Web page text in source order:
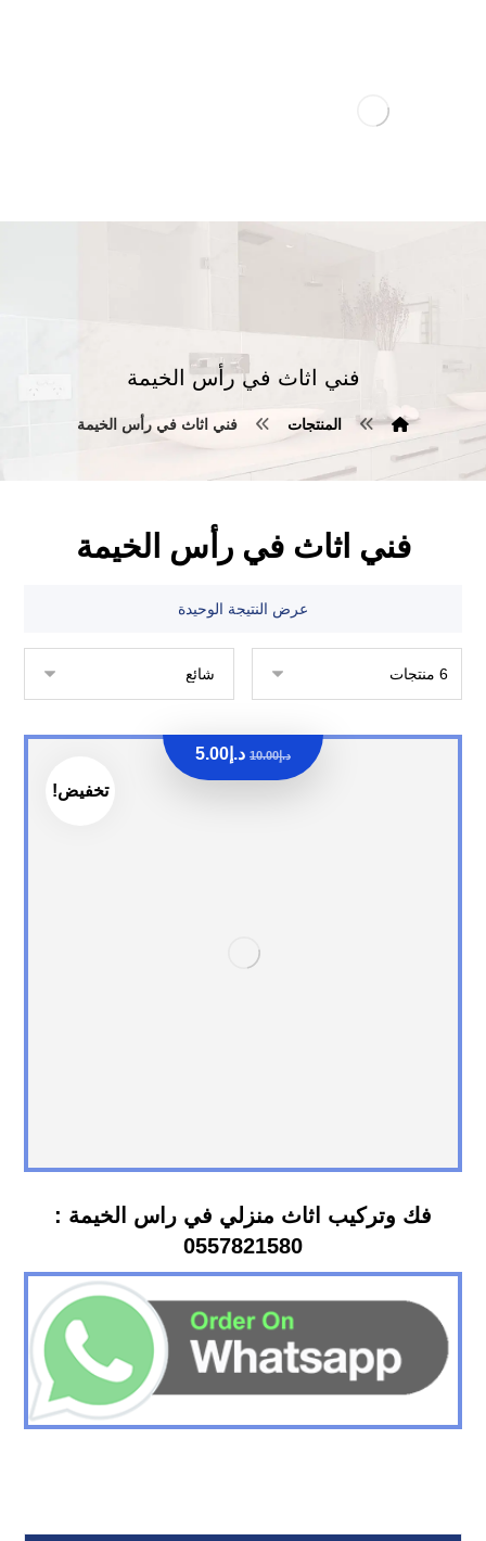
فني اثاث في رأس الخيمة
المنتجات فني اثاث في رأس الخيمة
فني اثاث في رأس الخيمة
عرض النتيجة الوحيدة
تخفيض!
فك وتركيب اثاث منزلي في راس الخيمة :
0557821580
د.إ10.00 د.إ 5.00